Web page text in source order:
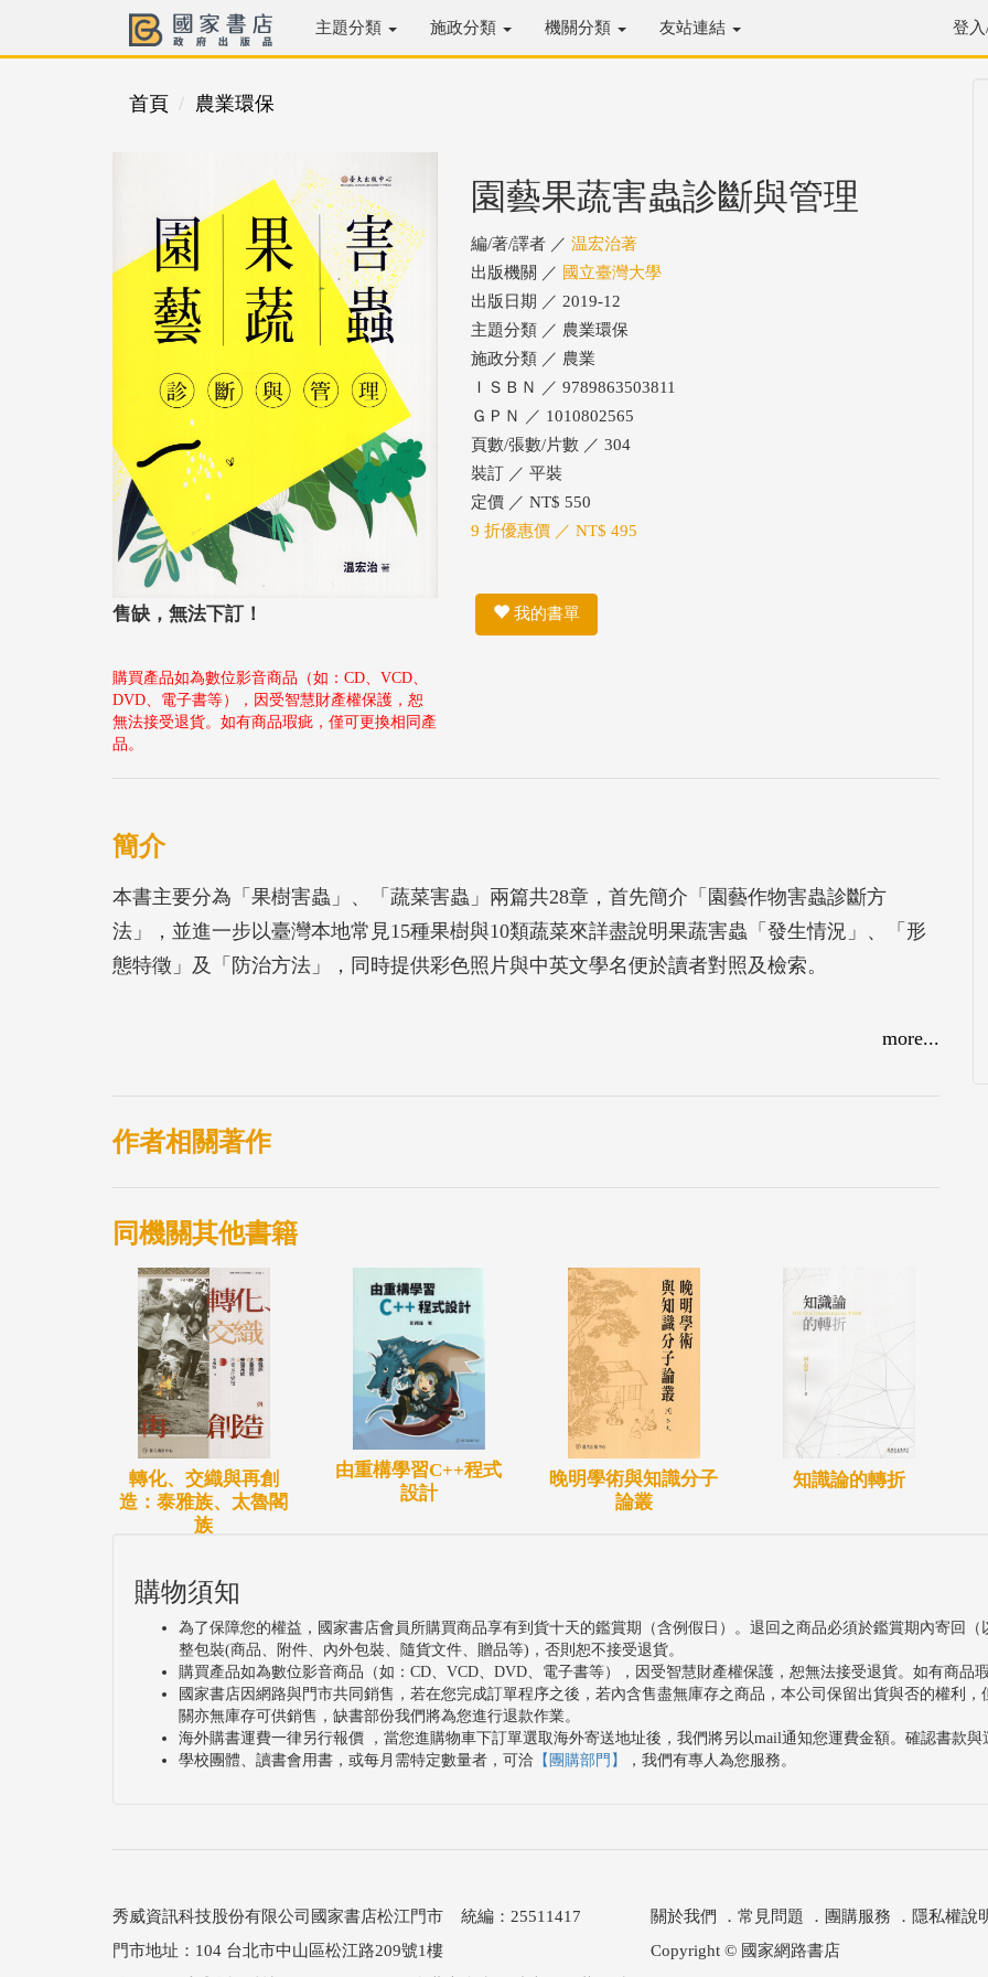
主題分類 施政分類 機關分類 友站連結 登
首頁 農業環保
售缺，無法下訂！
購買產品如為數位影音商品（如：CD、VCD、
DVD、電子書等），因受智慧財產權保護，恕
無法接受退貨。如有商品瑕疵，僅可更換相同產
品。
園藝果蔬害蟲診斷與管理
編/著/譯者 ／ 温宏治著
出版機關 ／ 國立臺灣大學
出版日期 ／ 2019-12
主題分類 ／ 農業環保
施政分類 ／ 農業
ＩＳＢＮ ／ 9789863503811
ＧＰＮ ／ 1010802565
頁數/張數/片數 ／ 304
裝訂 ／ 平裝
定價 ／ NT$ 550
9 折優惠價 ／ NT$ 495
我的書單
簡介
本書主要分為「果樹害蟲」、「蔬菜害蟲」兩篇共28章，首先簡介「園藝作物害蟲診斷方
法」，並進一步以臺灣本地常見15種果樹與10類蔬菜來詳盡說明果蔬害蟲「發生情況」、「形
態特徵」及「防治方法」，同時提供彩色照片與中英文學名便於讀者對照及檢索。
more...
作者相關著作
同機關其他書籍
轉化、交織與再創
造：泰雅族、太魯閣
族
由重構學習C++程式
設計
晚明學術與知識分子
論叢
知識論的轉折
購物須知
為了保障您的權益，國家書店會員所購買商品享有到貨十天的鑑賞期（含例假日）。退回之商品必須於鑑賞期內寄回
整包裝(商品、附件、內外包裝、隨貨文件、贈品等)，否則恕不接受退貨。
購買產品如為數位影音商品（如：CD、VCD、DVD、電子書等），因受智慧財產權保護，恕無法接受退貨。如有商品
國家書店因網路與門市共同銷售，若在您完成訂單程序之後，若內含售盡無庫存之商品，本公司保留出貨與否的權利
關亦無庫存可供銷售，缺書部份我們將為您進行退款作業。
海外購書運費一律另行報價 ，當您進購物車下訂單選取海外寄送地址後，我們將另以mail通知您運費金額。確認書款
學校團體、讀書會用書，或每月需特定數量者，可洽 【團購部門】 ，我們有專人為您服務。
秀威資訊科技股份有限公司國家書店松江門市 統編：25511417
門市地址：104 台北市中山區松江路209號1樓
關於我們 ． 常見問題 ． 團購服務 ． 隱私權說
Copyright © 國家網路書店